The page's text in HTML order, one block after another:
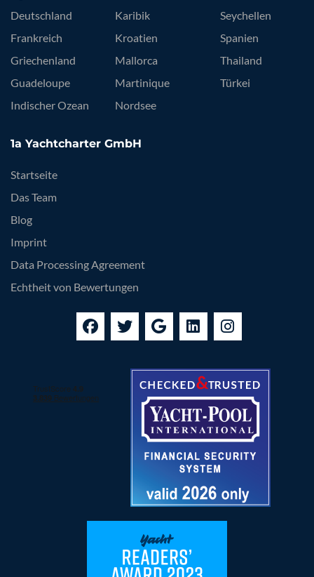
Deutschland
Frankreich
Griechenland
Guadeloupe
Indischer Ozean
Karibik
Kroatien
Mallorca
Martinique
Nordsee
Seychellen
Spanien
Thailand
Türkei
1a Yachtcharter GmbH
Startseite
Das Team
Blog
Imprint
Data Processing Agreement
Echtheit von Bewertungen